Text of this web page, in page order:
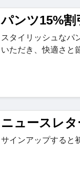
パンツ15%割
スタイリッシュなパ
いただき、快適さと
ニュースレタ
サインアップすると